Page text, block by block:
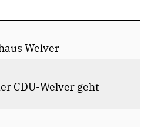
Welver
CDU-Welver geht